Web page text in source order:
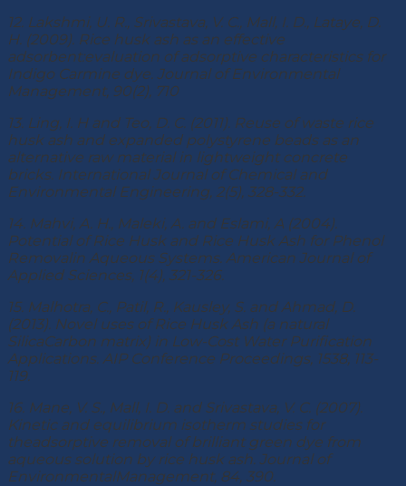
12. Lakshmi, U. R., Srivastava, V. C., Mall, I. D., Lataye, D.
H. (2009). Rice husk ash as an effective
adsorbent:evaluation of adsorptive characteristics for
Indigo Carmine dye. Journal of Environmental
Management, 90(2), 710
13. Ling, I. H and Teo, D. C. (2011). Reuse of waste rice
husk ash and expanded polystyrene beads as an
alternative raw material in lightweight concrete
bricks. International Journal of Chemical and
Environmental Engineering, 2(5), 328-332.
14. Mahvi, A. H., Maleki, A. and Eslami, A (2004).
Potential of Rice Husk and Rice Husk Ash for Phenol
Removalin Aqueous Systems. American Journal of
Applied Sciences, 1(4), 321-326.
15. Malhotra, C., Patil, R., Kausley, S. and Ahmad, D.
(2013). Novel uses of Rice Husk Ash (a natural
SilicaCarbon matrix) in Low-Cost Water Purification
Applications. AIP Conference Proceedings, 1538, 113-
119.
16. Mane, V. S., Mall, I. D. and Srivastava, V. C. (2007).
Kinetic and equilibrium isotherm studies for
theadsorptive removal of brilliant green dye from
aqueous solution by rice husk ash. Journal of
EnvironmentalManagement, 84, 390.